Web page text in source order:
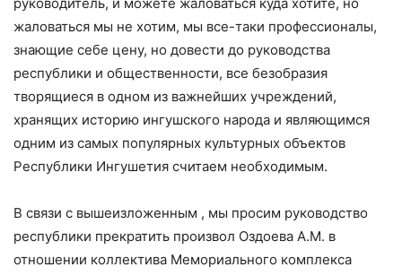
жаловаться мы не хотим, мы все-таки профессионалы,
знающие себе цену, но довести до руководства
республики и общественности, все безобразия
творящиеся в одном из важнейших учреждений,
хранящих историю ингушского народа и являющимся
одним из самых популярных культурных объектов
Республики Ингушетия считаем необходимым.
В связи с вышеизложенным , мы просим руководство
республики прекратить произвол Оздоева А.М. в
отношении коллектива Мемориального комплекса